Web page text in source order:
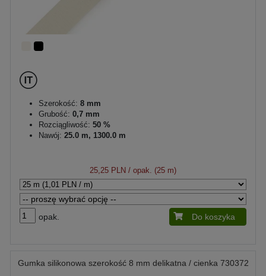
Szerokość: 8 mm
Grubość: 0,7 mm
Rozciągliwość: 50 %
Nawój: 25.0 m, 1300.0 m
25,25 PLN / opak. (25 m)
opak. Do koszyka
Gumka silikonowa szerokość 8 mm delikatna / cienka 730372